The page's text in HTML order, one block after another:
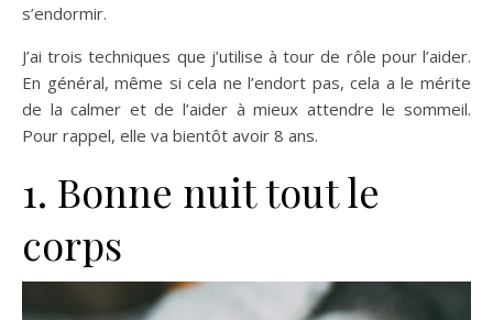
s’endormir.
J’ai trois techniques que j’utilise à tour de rôle pour l’aider.
En général, même si cela ne l’endort pas, cela a le mérite
de la calmer et de l’aider à mieux attendre le sommeil.
Pour rappel, elle va bientôt avoir 8 ans.
1. Bonne nuit tout le
corps